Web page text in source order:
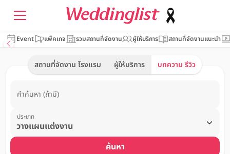
Event แพ็คเกจ รวมสถานที่จัดงาน ผู้ให้บริการ สถานที่จัดงานแนะนำ
สถานที่จัดงาน โรงแรม ผู้ให้บริการ บทความ รีวิว
คำค้นหา (ถ้ามี)
ประเภท
ค้นหา